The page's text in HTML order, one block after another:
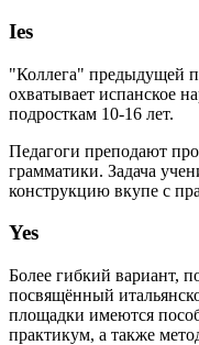
Ies
"Коллега" предыдущей
охватывает испанское
подросткам 10-16 лет.
Педагоги преподают
грамматики. Задача
конструкцию вкупе с
Yes
Более гибкий вариант,
посвящённый
площадки имеются
практикум, а также